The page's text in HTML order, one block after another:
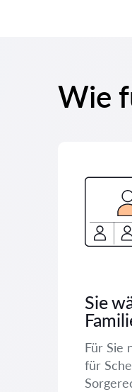
Wie
Sie
Für Sie
für